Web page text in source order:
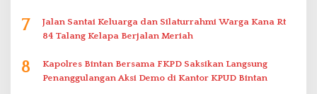
7
Jalan Santai Keluarga dan Silaturrahmi Warga Kana Rt
84 Talang Kelapa Berjalan Meriah
8
Kapolres Bintan Bersama FKPD Saksikan Langsung
Penanggulangan Aksi Demo di Kantor KPUD Bintan